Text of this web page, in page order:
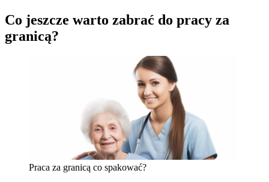
Co jeszcze warto zabrać do pracy za
granicą?
Praca za granicą co spakować?